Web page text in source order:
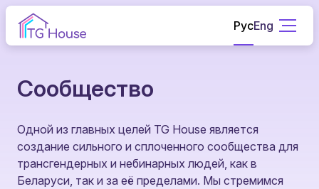
РусEng
Сообщество
Одной из главных целей TG House является
создание сильного и сплоченного сообщества для
трансгендерных и небинарных людей, как в
Беларуси, так и за её пределами. Мы стремимся